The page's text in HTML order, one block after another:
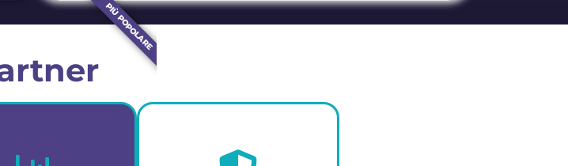
PIÙ POPOLARE